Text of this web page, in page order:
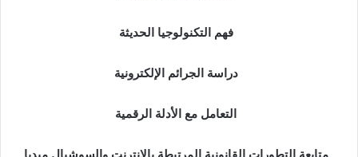
فهم التكنولوجيا الحديثة
دراسة الجرائم الإلكترونية
التعامل مع الأدلة الرقمية